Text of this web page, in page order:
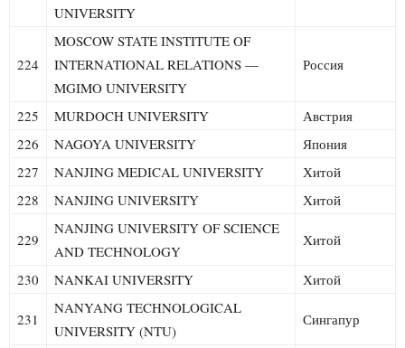
UNIVERSITY
224
MOSCOW STATE INSTITUTE OF
INTERNATIONAL RELATIONS —
MGIMO UNIVERSITY
Россия
225 MURDOCH UNIVERSITY
Австрия
226
NAGOYA UNIVERSITY
Япония
227
NANJING MEDICAL UNIVERSITY
Хитой
228
NANJING UNIVERSITY Хитой
229
NANJING UNIVERSITY OF SCIENCE
AND TECHNOLOGY
Хитой
230 NANKAI UNIVERSITY Хитой
231
NANYANG TECHNOLOGICAL
UNIVERSITY (NTU)
Сингапур